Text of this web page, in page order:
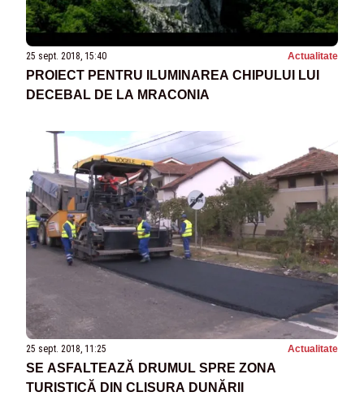
25 sept. 2018, 15:40 Actualitate
PROIECT PENTRU ILUMINAREA CHIPULUI LUI
DECEBAL DE LA MRACONIA
25 sept. 2018, 11:25 Actualitate
SE ASFALTEAZĂ DRUMUL SPRE ZONA
TURISTICĂ DIN CLISURA DUNĂRII